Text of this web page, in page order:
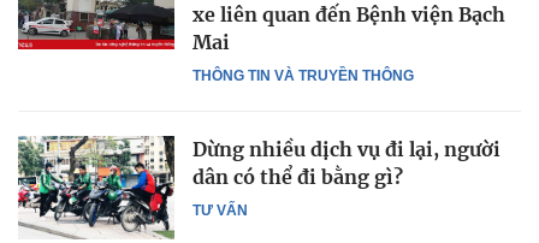
THÔNG TIN VÀ TRUYỀN THÔNG
xe liên quan đến Bệnh viện Bạch
Mai
TƯ VẤN
Dừng nhiều dịch vụ đi lại, người
dân có thể đi bằng gì?